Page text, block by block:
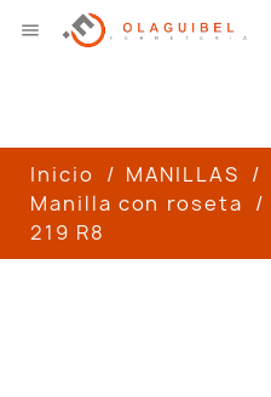

Inicio MANILLAS
Manilla con roseta
219 R8